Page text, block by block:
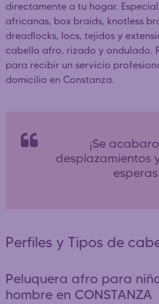
directamente a tu hogar.
africanas, box braids, knotless
dreadlocks, locs, tejidos y
cabello afro, rizado y ondulado.
para recibir un servicio
domicilio en Constanza.
¡Se
desplazamientos
Perfiles y Tipos de
Peluquera afro para
hombre en CONSTANZA